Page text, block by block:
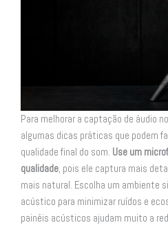
Para melhorar a captação de áudio
algumas dicas práticas que podem
qualidade final do som. Use um
qualidade, pois ele captura mais
mais natural. Escolha um ambiente
acústico para minimizar ruídos e
painéis acústicos ajudam muito a